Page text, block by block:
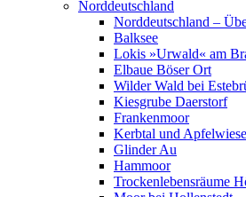
Norddeutschland
Norddeutschland –
Balksee
Lokis »Urwald« am
Elbaue Böser Ort
Wilder Wald bei
Kiesgrube Daerstorf
Frankenmoor
Kerbtal und
Glinder Au
Hammoor
Trockenlebensräume